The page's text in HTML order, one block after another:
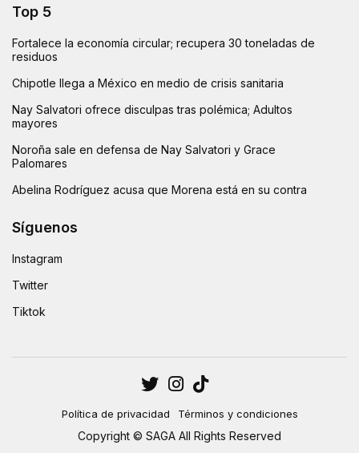
Top 5
Fortalece la economía circular; recupera 30 toneladas de
residuos
Chipotle llega a México en medio de crisis sanitaria
Nay Salvatori ofrece disculpas tras polémica; Adultos
mayores
Noroña sale en defensa de Nay Salvatori y Grace
Palomares
Abelina Rodríguez acusa que Morena está en su contra
Síguenos
Instagram
Twitter
Tiktok
Política de privacidad Términos y condiciones
Copyright © SAGA All Rights Reserved